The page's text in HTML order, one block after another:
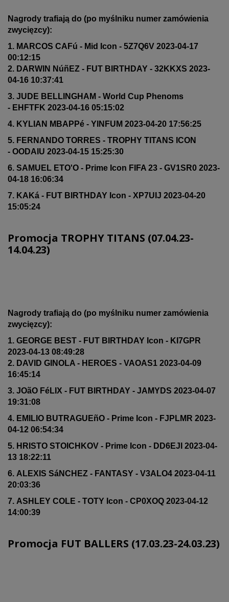
Nagrody trafiają do (po myślniku numer zamówienia
zwycięzcy):
1. MARCOS CAFú - Mid Icon - 5Z7Q6V 2023-04-17
00:12:15
2. DARWIN NúñEZ - FUT BIRTHDAY - 32KKXS 2023-
04-16 10:37:41
3. JUDE BELLINGHAM - World Cup Phenoms
- EHFTFK 2023-04-16 05:15:02
4. KYLIAN MBAPPé - YINFUM 2023-04-20 17:56:25
5. FERNANDO TORRES - TROPHY TITANS ICON
- OODAIU 2023-04-15 15:25:30
6. SAMUEL ETO'O - Prime Icon FIFA 23 - GV1SR0 2023-
04-18 16:06:34
7. KAKá - FUT BIRTHDAY Icon - XP7UIJ 2023-04-20
15:05:24
Promocja TROPHY TITANS (07.04.23-
14.04.23)
Nagrody trafiają do (po myślniku numer zamówienia
zwycięzcy):
1. GEORGE BEST - FUT BIRTHDAY Icon - KI7GPR
2023-04-13 08:49:28
2. DAVID GINOLA - HEROES - VAOAS1 2023-04-09
16:45:14
3. JOãO FéLIX - FUT BIRTHDAY - JAMYDS 2023-04-07
19:31:08
4. EMILIO BUTRAGUEñO - Prime Icon - FJPLMR 2023-
04-12 06:54:34
5. HRISTO STOICHKOV - Prime Icon - DD6EJI 2023-04-
13 18:22:11
6. ALEXIS SáNCHEZ - FANTASY - V3ALO4 2023-04-11
20:03:36
7. ASHLEY COLE - TOTY Icon - CP0XOQ 2023-04-12
14:00:39
Promocja FUT BALLERS (17.03.23-24.03.23)